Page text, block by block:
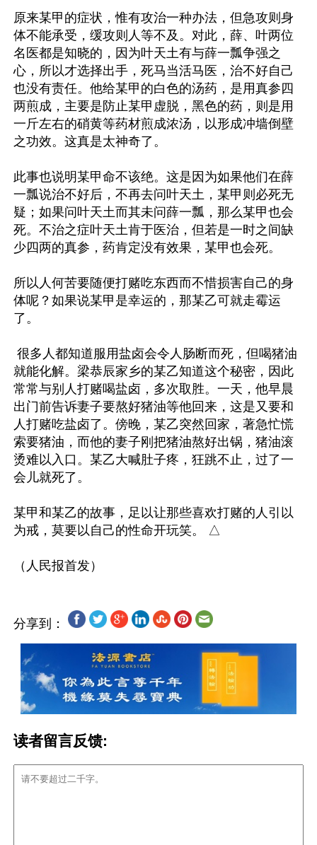
原来某甲的症状，惟有攻治一种办法，但急攻则身
体不能承受，缓攻则人等不及。对此，薛、叶两位
名医都是知晓的，因为叶天土有与薛一瓢争强之
心，所以才选择出手，死马当活马医，治不好自己
也没有责任。他给某甲的白色的汤药，是用真参四
两煎成，主要是防止某甲虚脱，黑色的药，则是用
一斤左右的硝黄等药材煎成浓汤，以形成冲墙倒壁
之功效。这真是太神奇了。
此事也说明某甲命不该绝。这是因为如果他们在薛
一瓢说治不好后，不再去问叶天土，某甲则必死无
疑；如果问叶天土而其未问薛一瓢，那么某甲也会
死。不治之症叶天土肯于医治，但若是一时之间缺
少四两的真参，药肯定没有效果，某甲也会死。
所以人何苦要随便打赌吃东西而不惜损害自己的身
体呢？如果说某甲是幸运的，那某乙可就走霉运
了。
就能化解。梁恭辰家乡的某乙知道这个秘密，因此
常常与别人打赌喝盐卤，多次取胜。一天，他早晨
出门前告诉妻子要熬好猪油等他回来，这是又要和
人打赌吃盐卤了。傍晚，某乙突然回家，著急忙慌
索要猪油，而他的妻子刚把猪油熬好出锅，猪油滚
烫难以入口。某乙大喊肚子疼，狂跳不止，过了一
会儿就死了。
某甲和某乙的故事，足以让那些喜欢打赌的人引以
为戒，莫要以自己的性命开玩笑。 △
分享到：
读者留言反馈: